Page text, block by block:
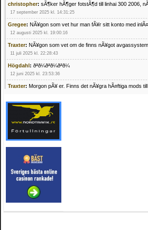
christopher: sÃ¶ker hÃ¶ger fotstÃ¶d till linhai 300 2006,
17 september 2025 kl. 14:31:25
Gregee: NÃ¥gon som vet hur man fÃ¥r sitt konto med
12 augusti 2025 kl. 19:00:16
Traxter: NÃ¥gon som vet om de finns nÃ¥got
11 juli 2025 kl. 22:28:43
Högdahl: ðªð¼ðªð¼ðªð¼
12 juni 2025 kl. 23:53:36
Traxter: Morgon pÃ¥ er. Finns det nÃ¥gra hÃ¤ftiga mods
Mrhandsome:SÃ¶ker defekta/trasiga fyrhjulingar. Jag
pÃ¥ 0709955029 eller hv.alexandersson@gmail.com ifall
mvh Hugo
21 februari 2025 kl. 09:25:52
Oscar5:NÃ¥gon som vet vad man kan begÃ¤ra fÃ¶r en
4 februari 2025 kl. 19:20:50
Oscar5:44
4 februari 2025 kl. 19:15:36
Greger59:NÃ¤gon som vet har en Cetek 500 EFI
15 januari 2025 kl. 23:49:44
Mrhandsome:SÃÂ¶ker defekta/trasiga fyrhjulingar. Jag